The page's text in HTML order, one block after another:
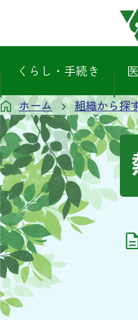
くらし・手続き
ホーム 組織から探